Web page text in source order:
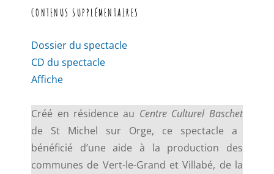
CONTENUS SUPPLÉMENTAIRES
Dossier du spectacle
CD du spectacle
Affiche
Créé en résidence au Centre Culturel Baschet
de St Michel sur Orge, ce spectacle a
bénéficié d’une aide à la production des
communes de Vert-le-Grand et Villabé, de la